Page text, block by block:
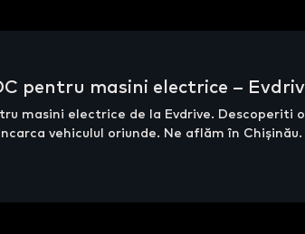
pentru masini electrice –
masini electrice de la Evdrive.
vehiculul oriunde. Ne aflăm în Chișinău.